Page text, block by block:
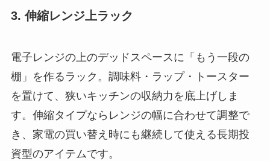
3. 伸縮レンジ上ラック
電子レンジの上のデッドスペースに「もう一段の
棚」を作るラック。調味料・ラップ・トースター
を置けて、狭いキッチンの収納力を底上げしま
す。伸縮タイプならレンジの幅に合わせて調整で
き、家電の買い替え時にも継続して使える長期投
資型のアイテムです。